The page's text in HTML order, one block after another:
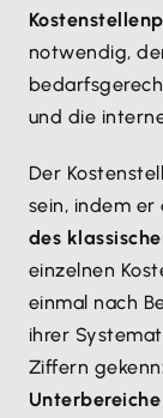
notwendig,
und die
Der
sein, indem er
des
einzelnen
einmal nach
ihrer
Ziffern
Unterbereiche